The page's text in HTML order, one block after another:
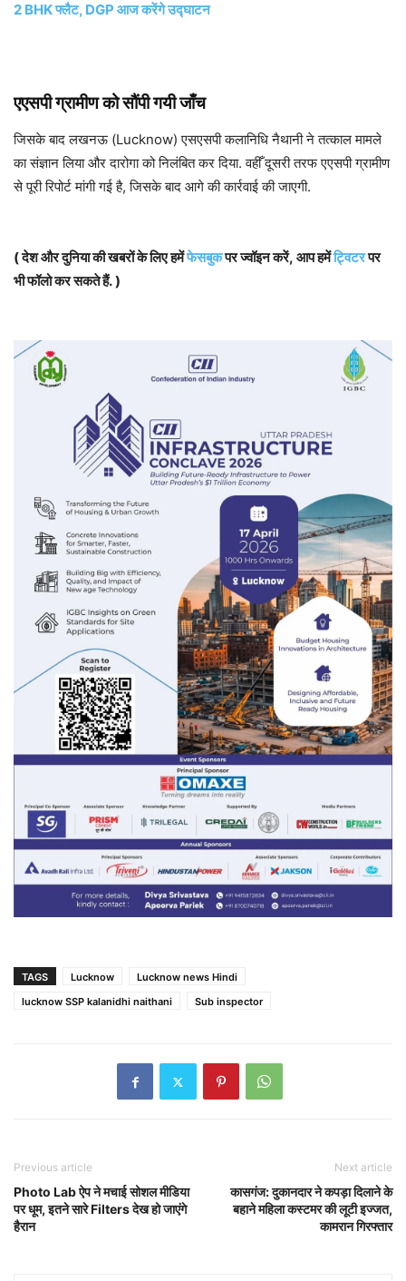
2 BHK फ्लैट, DGP आज करेंगे उद्घाटन
एएसपी ग्रामीण को सौंपी गयी जाँच
जिसके बाद लखनऊ (Lucknow) एसएसपी कलानिधि नैथानी ने तत्काल मामले
का संज्ञान लिया और दारोगा को निलंबित कर दिया. वहीँ दूसरी तरफ एएसपी ग्रामीण
से पूरी रिपोर्ट मांगी गई है, जिसके बाद आगे की कार्रवाई की जाएगी.
( देश और दुनिया की खबरों के लिए हमेंफेसबुकपर ज्वॉइन करें, आप हमेंट्विटरपर
भी फॉलो कर सकते हैं. )
TAGS Lucknow
Lucknow news Hindi
lucknow SSP kalanidhi naithani
Sub inspector
Previous article
Photo Lab ऐप ने मचाई सोशल मीडिया
पर धूम, इतने सारे Filters देख हो जाएंगे
हैरान
Next article
कासगंज: दुकानदार ने कपड़ा दिलाने के
बहाने महिला कस्टमर की लूटी इज्जत,
कामरान गिरफ्तार